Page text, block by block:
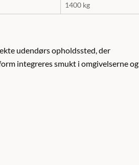
1400 kg
udendørs opholdssted, der
integreres smukt i omgivelserne og